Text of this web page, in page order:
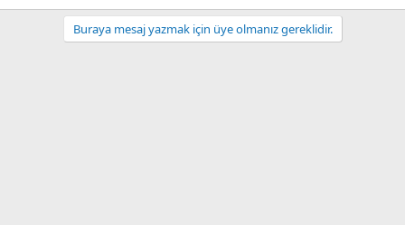
Buraya mesaj yazmak için üye olmanız gereklidir.